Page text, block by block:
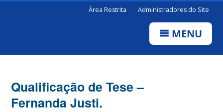
Área Restrita Administradores do Site
MENU
Qualificação de Tese –
Fernanda Justi.